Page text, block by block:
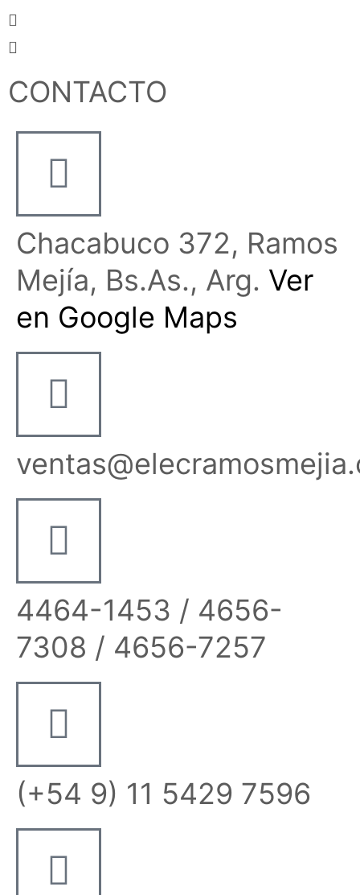
CONTACTO
Chacabuco 372, Ramos
Mejía, Bs.As., Arg. Ver
en Google Maps
4464-1453 / 4656-
7308 / 4656-7257
(+54 9) 11 5429 7596